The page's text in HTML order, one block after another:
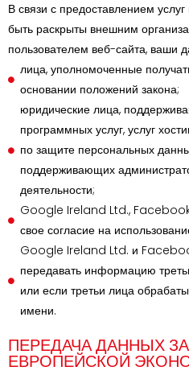
В связи с предоставлением
быть раскрыты внешним
пользователем веб-сайта, ваши
лица, уполномоченные
основании положений закона;
юридические лица,
программных услуг, услуг
по защите персональных
поддерживающих
деятельности;
Google Ireland Ltd.,
свое согласие на
Google Ireland Ltd. и
передавать информацию
или если третьи лица
имени.
ПЕРЕДАЧА ДАННЫХ
ЕВРОПЕЙСКОЙ